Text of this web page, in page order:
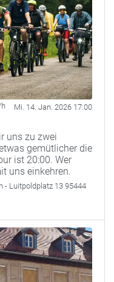
Mi. 14. Jan. 2026 17:00
uns zu zwei
gemütlicher die
ist 20:00. Wer
uns einkehren.
- Luitpoldplatz 13 95444